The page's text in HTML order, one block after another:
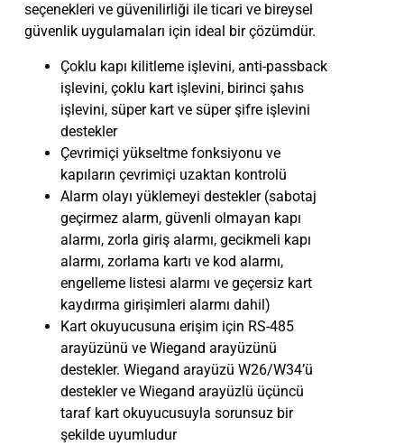
seçenekleri ve güvenilirliği ile ticari ve bireysel
güvenlik uygulamaları için ideal bir çözümdür.
Çoklu kapı kilitleme işlevini, anti-passback
işlevini, çoklu kart işlevini, birinci şahıs
işlevini, süper kart ve süper şifre işlevini
destekler
Çevrimiçi yükseltme fonksiyonu ve
kapıların çevrimiçi uzaktan kontrolü
Alarm olayı yüklemeyi destekler (sabotaj
geçirmez alarm, güvenli olmayan kapı
alarmı, zorla giriş alarmı, gecikmeli kapı
alarmı, zorlama kartı ve kod alarmı,
engelleme listesi alarmı ve geçersiz kart
kaydırma girişimleri alarmı dahil)
Kart okuyucusuna erişim için RS-485
arayüzünü ve Wiegand arayüzünü
destekler. Wiegand arayüzü W26/W34’ü
destekler ve Wiegand arayüzlü üçüncü
taraf kart okuyucusuyla sorunsuz bir
şekilde uyumludur